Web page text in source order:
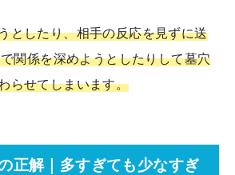
としたり、相手の反応を見ずに送
関係を深めようとしたりして墓穴
らせてしまいます。
正解｜多すぎても少なすぎ